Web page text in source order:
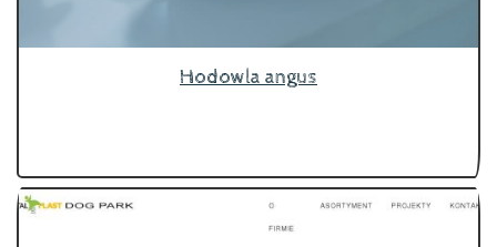
Hodowla angus